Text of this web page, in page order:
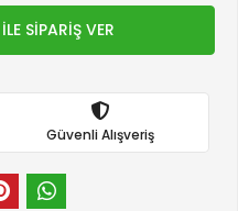
SİPARİŞ VER
Güvenli Alışveriş